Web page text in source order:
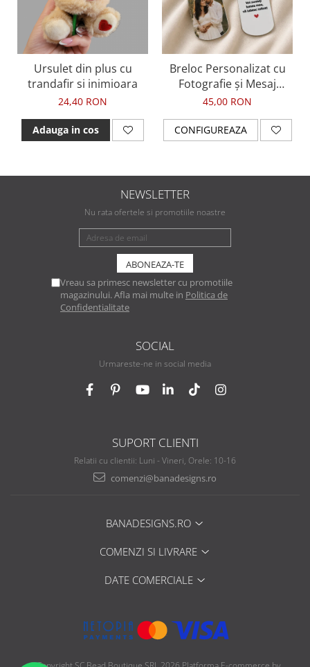
Ursulet din plus cu
trandafir si inimioara
24,40 RON
Adauga in cos
Breloc Personalizat cu
Fotografie și Mesaj
Imprimat – Cadou
sau Persoană Dragă
45,00 RON
CONFIGUREAZA
NEWSLETTER
Nu rata ofertele si promotiile noastre
Vreau sa primesc newsletter cu promotiile
magazinului. Afla mai multe in Politica de
Confidentialitate
SOCIAL
Urmareste-ne in social media
SUPORT CLIENTI
Relatii cu clientii: Luni - Vineri, Orele: 10-16
comenzi@banadesigns.ro
BANADESIGNS.RO
COMENZI SI LIVRARE
DATE COMERCIALE